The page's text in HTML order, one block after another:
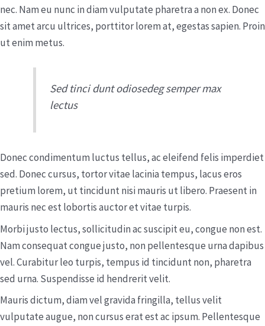
nec. Nam eu nunc in diam vulputate pharetra a non ex. Donec
sit amet arcu ultrices, porttitor lorem at, egestas sapien. Proin
ut enim metus.
Sed tinci dunt odiosedeg semper max
lectus
Donec condimentum luctus tellus, ac eleifend felis imperdiet
sed. Donec cursus, tortor vitae lacinia tempus, lacus eros
pretium lorem, ut tincidunt nisi mauris ut libero. Praesent in
mauris nec est lobortis auctor et vitae turpis.
Morbi justo lectus, sollicitudin ac suscipit eu, congue non est.
Nam consequat congue justo, non pellentesque urna dapibus
vel. Curabitur leo turpis, tempus id tincidunt non, pharetra
sed urna. Suspendisse id hendrerit velit.
Mauris dictum, diam vel gravida fringilla, tellus velit
vulputate augue, non cursus erat est ac ipsum. Pellentesque